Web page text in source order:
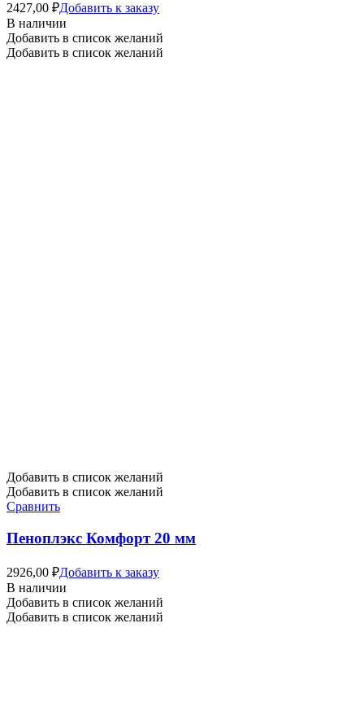
2427,00 ₽Добавить к заказу
В наличии
Добавить в список желаний
Добавить в список желаний
Добавить в список желаний
Добавить в список желаний
Сравнить
Пеноплэкс Комфорт 20 мм
2926,00 ₽Добавить к заказу
В наличии
Добавить в список желаний
Добавить в список желаний